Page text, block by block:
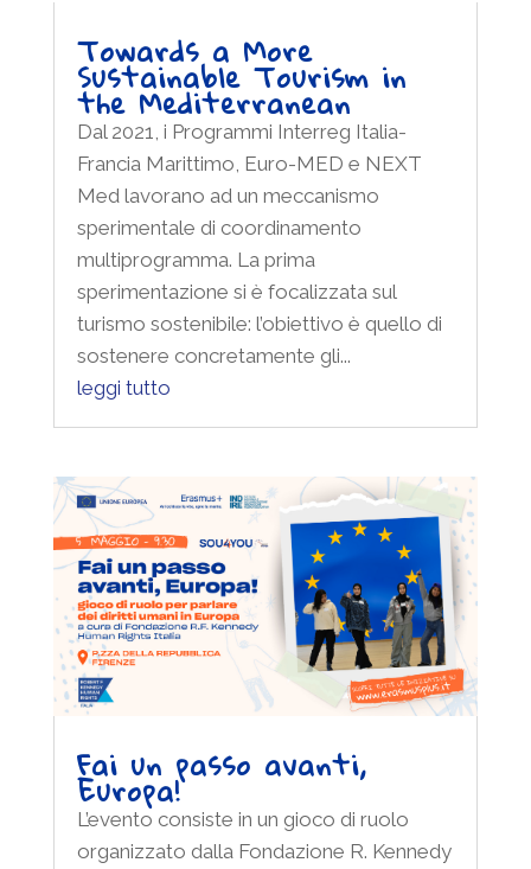
Towards a More
Sustainable Tourism in
the Mediterranean
Dal 2021, i Programmi Interreg Italia-
Francia Marittimo, Euro-MED e NEXT
Med lavorano ad un meccanismo
sperimentale di coordinamento
multiprogramma. La prima
sperimentazione si è focalizzata sul
turismo sostenibile: l’obiettivo è quello di
sostenere concretamente gli...
leggi tutto
Fai un passo avanti,
Europa!
L’evento consiste in un gioco di ruolo
organizzato dalla Fondazione R. Kennedy